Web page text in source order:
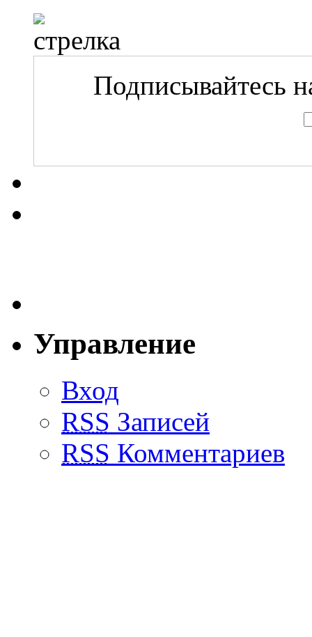
Подписывайтесь
Управление
Вход
RSS Записей
RSS Комментариев